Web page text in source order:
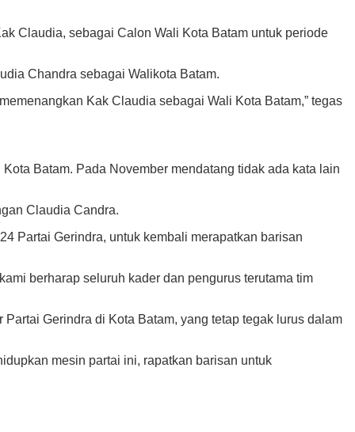
Claudia, sebagai Calon Wali Kota Batam untuk periode
Chandra sebagai Walikota Batam.
Kak Claudia sebagai Wali Kota Batam,” tegas
Batam. Pada November mendatang tidak ada kata lain
Claudia Candra.
Partai Gerindra, untuk kembali merapatkan barisan
berharap seluruh kader dan pengurus terutama tim
Gerindra di Kota Batam, yang tetap tegak lurus dalam
mesin partai ini, rapatkan barisan untuk